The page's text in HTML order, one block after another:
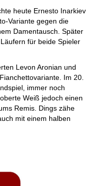
heute Ernesto Inarkiev
Variante gegen die
Damentausch. Später
für beide Spieler
Levon Aronian und
Im 20.
immer noch
Weiß jedoch einen
Remis. Dings zähe
mit einem halben